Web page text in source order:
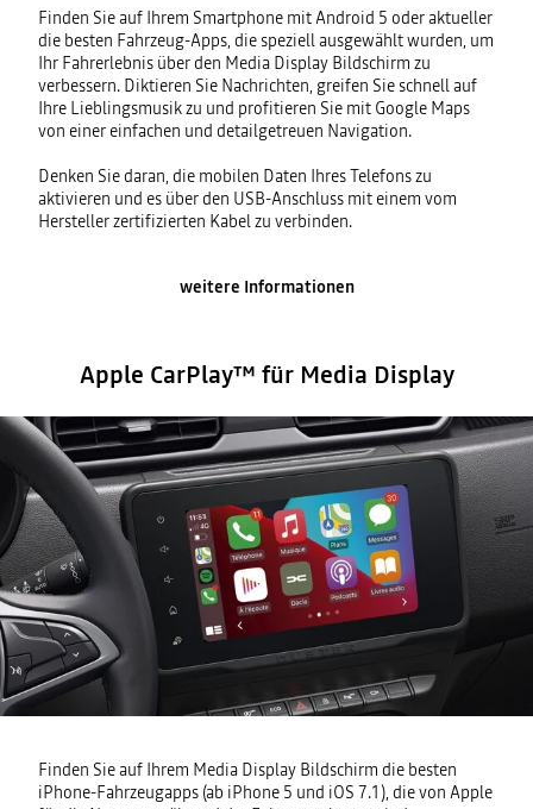
Finden Sie auf Ihrem Smartphone mit Android 5 oder aktueller
die besten Fahrzeug-Apps, die speziell ausgewählt wurden, um
Ihr Fahrerlebnis über den Media Display Bildschirm zu
verbessern. Diktieren Sie Nachrichten, greifen Sie schnell auf
Ihre Lieblingsmusik zu und profitieren Sie mit Google Maps
von einer einfachen und detailgetreuen Navigation.
Denken Sie daran, die mobilen Daten Ihres Telefons zu
aktivieren und es über den USB-Anschluss mit einem vom
Hersteller zertifizierten Kabel zu verbinden.
weitere Informationen
Apple CarPlay™ für Media Display
Finden Sie auf Ihrem Media Display Bildschirm die besten
iPhone-Fahrzeugapps (ab iPhone 5 und iOS 7.1), die von Apple